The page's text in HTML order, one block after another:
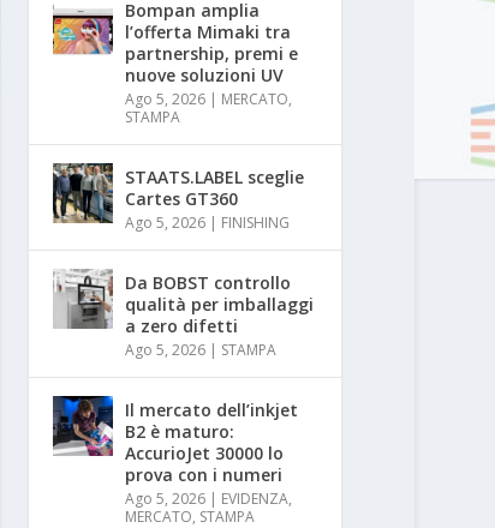
Bompan amplia
l’offerta Mimaki tra
partnership, premi e
nuove soluzioni UV
Ago 5, 2026 | MERCATO,
STAMPA
STAATS.LABEL sceglie
Cartes GT360
Ago 5, 2026 | FINISHING
Da BOBST controllo
qualità per imballaggi
a zero difetti
Ago 5, 2026 | STAMPA
Il mercato dell’inkjet
B2 è maturo:
AccurioJet 30000 lo
prova con i numeri
Ago 5, 2026 | EVIDENZA,
MERCATO, STAMPA